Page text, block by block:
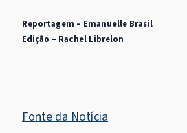
Reportagem – Emanuelle Brasil
Edição – Rachel Librelon
Fonte da Notícia